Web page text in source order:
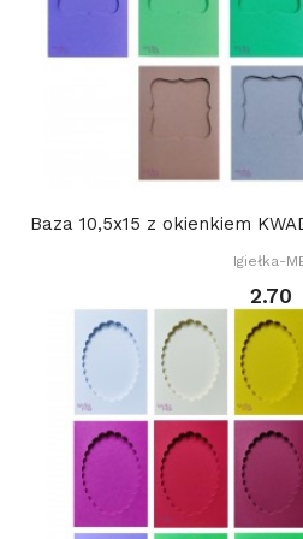
Baza 10,5x15 z okienkiem
Igiełka-
2.70